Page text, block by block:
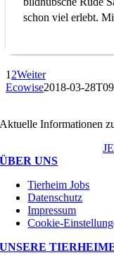
schon viel erlebt.
1 2Weiter
Ecowise2018-03-
Aktuelle Informationen
ÜBER UNS
Tierheim Jobs
Datenschutz
Impressum
Cookie-
UNSERE